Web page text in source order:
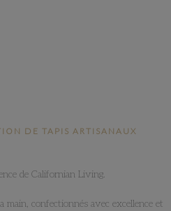
DE TAPIS ARTISANAUX
de Californian Living.
main, confectionnés avec excellence et